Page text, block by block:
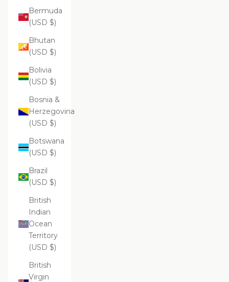
Bermuda
(USD $)
Bhutan
(USD $)
Bolivia
(USD $)
Bosnia &
Herzegovina
(USD $)
Botswana
(USD $)
Brazil
(USD $)
British
Indian
Ocean
Territory
(USD $)
British
Virgin